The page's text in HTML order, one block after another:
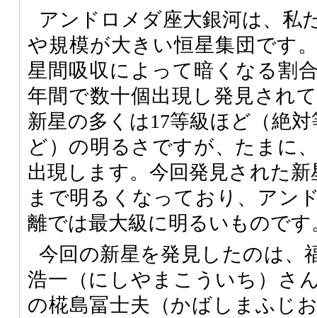
アンドロメダ座大銀河は、私
や規模が大きい恒星集団です
星間吸収によって暗くなる割
年間で数十個出現し発見され
新星の多くは17等級ほど（絶
ど）の明るさですが、たまに
出現します。今回発見された新
まで明るくなっており、アン
離では最大級に明るいものです
今回の新星を発見したのは、
浩一（にしやまこういち）さ
の椛島冨士夫（かばしまふじ